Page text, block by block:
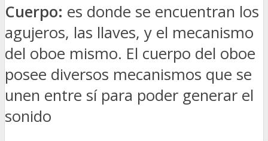
Cuerpo: es donde se encuentran los
agujeros, las llaves, y el mecanismo
del oboe mismo. El cuerpo del oboe
posee diversos mecanismos que se
unen entre sí para poder generar el
sonido